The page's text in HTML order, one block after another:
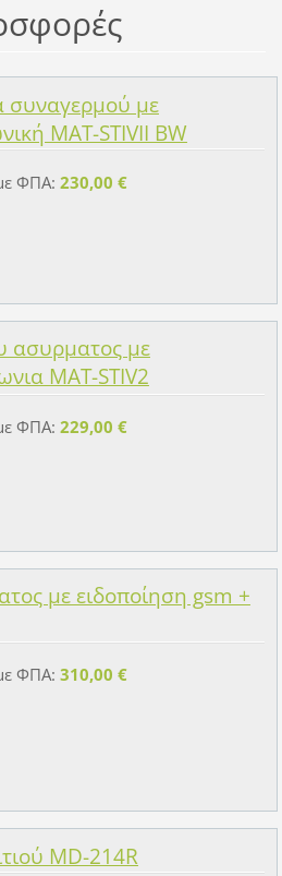
με
MAT-STIVII BW
ΦΠΑ: 230,00 €
ασυρματος με
MAT-STIV2
ΦΠΑ: 229,00 €
με ειδοποίηση gsm +
ΦΠΑ: 310,00 €
MD-214R